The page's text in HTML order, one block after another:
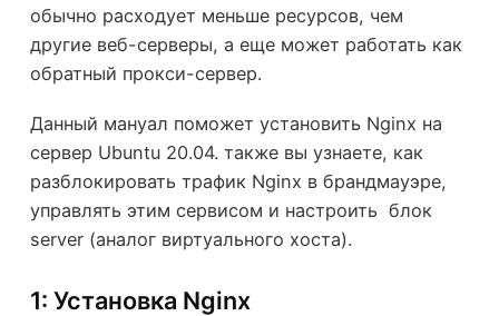
обычно расходует меньше ресурсов, чем
другие веб-серверы, а еще может работать как
обратный прокси-сервер.
Данный мануал поможет установить Nginx на
сервер Ubuntu 20.04. также вы узнаете, как
разблокировать трафик Nginx в брандмауэре,
управлять этим сервисом и настроить блок
server (аналог виртуального хоста).
1: Установка Nginx